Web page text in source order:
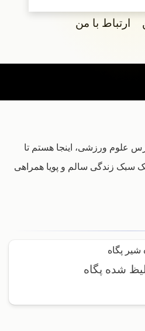
ارتباط با من
علوم ورزشی، اینجا هستم تا
سبک زندگی سالم و پویا همراهی
شده پگاه